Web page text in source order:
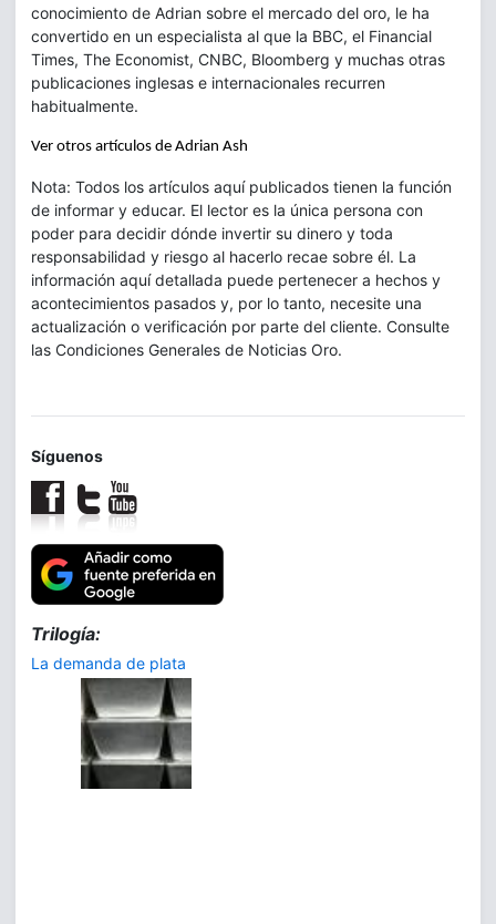
conocimiento de Adrian sobre el mercado del oro, le ha
convertido en un especialista al que la BBC, el Financial
Times, The Economist, CNBC, Bloomberg y muchas otras
publicaciones inglesas e internacionales recurren
habitualmente.
Ver otros artículos de Adrian Ash
Nota: Todos los artículos aquí publicados tienen la función
de informar y educar. El lector es la única persona con
poder para decidir dónde invertir su dinero y toda
responsabilidad y riesgo al hacerlo recae sobre él. La
información aquí detallada puede pertenecer a hechos y
acontecimientos pasados y, por lo tanto, necesite una
actualización o verificación por parte del cliente. Consulte
las Condiciones Generales de Noticias Oro.
Síguenos
Trilogía:
La demanda de plata